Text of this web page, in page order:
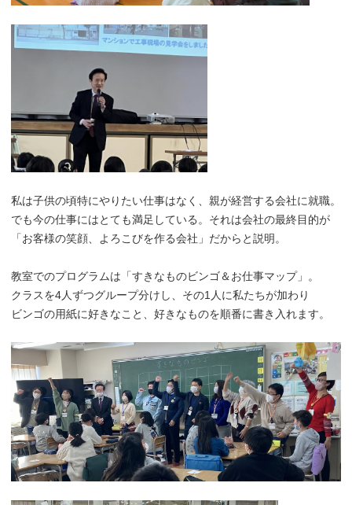
私は子供の頃特にやりたい仕事はなく、親が経営する会社に就職。
でも今の仕事にはとても満足している。それは会社の最終目的が
「お客様の笑顔、よろこびを作る会社」だからと説明。
教室でのプログラムは「すきなものビンゴ＆お仕事マップ」。
クラスを4人ずつグループ分けし、その1人に私たちが加わり
ビンゴの用紙に好きなこと、好きなものを順番に書き入れます。